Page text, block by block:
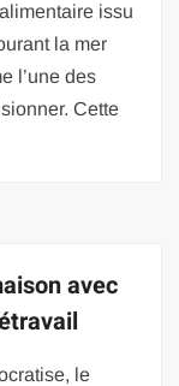
issu
la mer
l’une des
Cette
avec
le